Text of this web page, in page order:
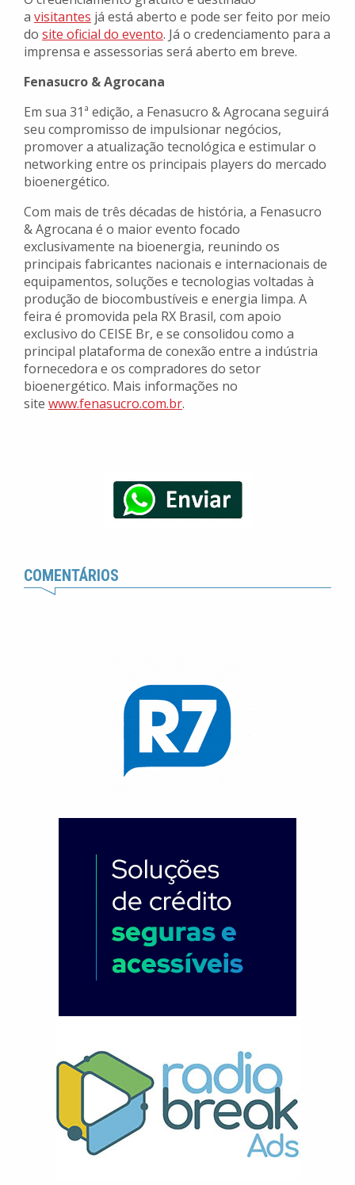
a visitantes já está aberto e pode ser feito por meio
do site oficial do evento. Já o credenciamento para a
imprensa e assessorias será aberto em breve.
Fenasucro & Agrocana
Em sua 31ª edição, a Fenasucro & Agrocana seguirá
seu compromisso de impulsionar negócios,
promover a atualização tecnológica e estimular o
networking entre os principais players do mercado
bioenergético.
Com mais de três décadas de história, a Fenasucro
& Agrocana é o maior evento focado
exclusivamente na bioenergia, reunindo os
principais fabricantes nacionais e internacionais de
equipamentos, soluções e tecnologias voltadas à
produção de biocombustíveis e energia limpa. A
feira é promovida pela RX Brasil, com apoio
exclusivo do CEISE Br, e se consolidou como a
principal plataforma de conexão entre a indústria
fornecedora e os compradores do setor
bioenergético. Mais informações no
site www.fenasucro.com.br.
COMENTÁRIOS